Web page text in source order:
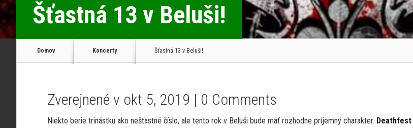
Šťastná 13 v Beluši!
Domov Koncerty Šťastná 13 v Beluši!
Zverejnené v okt 5, 2019 | 0 Comments
Niekto berie trinástku ako nešťastné číslo, ale tento rok v Beluši bude mať rozhodne príjemný charakter. Deathfest